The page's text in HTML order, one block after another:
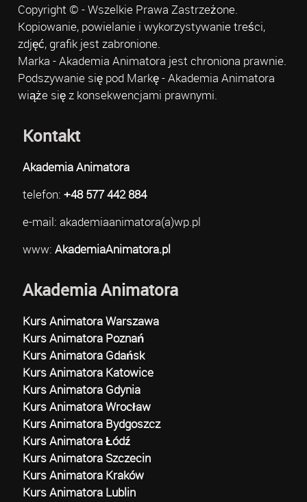
Copyright © - Wszelkie Prawa Zastrzeżone.
Kopiowanie, powielanie i wykorzystywanie treści,
zdjęć, grafik jest zabronione.
Marka - Akademia Animatora jest chroniona prawnie.
Podszywanie się pod Markę - Akademia Animatora
wiąże się z konsekwencjami prawnymi.
Kontakt
Akademia Animatora
telefon: +48 577 442 884
e-mail: akademiaanimatora(a)wp.pl
www: AkademiaAnimatora.pl
Akademia Animatora
Kurs Animatora Warszawa
Kurs Animatora Poznań
Kurs Animatora Gdańsk
Kurs Animatora Katowice
Kurs Animatora Gdynia
Kurs Animatora Wrocław
Kurs Animatora Bydgoszcz
Kurs Animatora Łódź
Kurs Animatora Szczecin
Kurs Animatora Kraków
Kurs Animatora Lublin